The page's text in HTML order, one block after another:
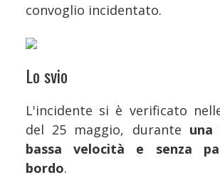
convoglio incidentato.
Lo svio
L'incidente si è verificato
del 25 maggio, durante una
bassa velocità e senza
bordo.